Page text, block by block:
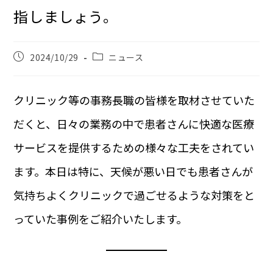
指しましょう。
2024/10/29 ニュース
クリニック等の事務長職の皆様を取材させていた
だくと、日々の業務の中で患者さんに快適な医療
サービスを提供するための様々な工夫をされてい
ます。本日は特に、天候が悪い日でも患者さんが
気持ちよくクリニックで過ごせるような対策をと
っていた事例をご紹介いたします。